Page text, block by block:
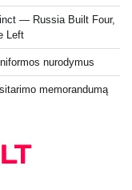
— Russia Built Four,
Left
nurodymus
memorandumą